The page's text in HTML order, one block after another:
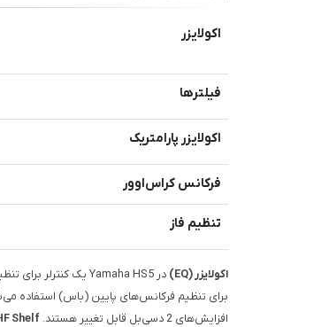
اکولایزر
فیلترها
اکولایزر پارامتریک
فرکانس کراس‌اوور
تنظیم فاز
اکولایزر (EQ) در Yamaha HS5 یک کنترلر برای تنظیم فرکانس‌های صوتی مختلف است. این مانیتور دارای دو نوع شلف اکولایزر است.
افزایش‌های 2 دسی‌بل قابل تغییر هستند.
Shelf